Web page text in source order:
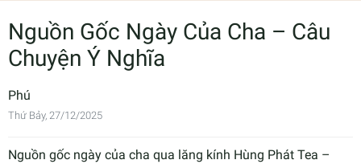
Nguồn Gốc Ngày Của Cha – Câu
Chuyện Ý Nghĩa
Phú
Thứ Bảy, 27/12/2025
Nguồn gốc ngày của cha qua lăng kính Hùng Phát Tea –